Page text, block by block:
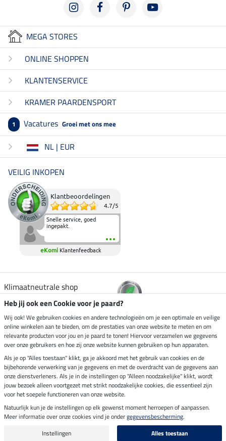
MEGA STORES
ONLINE SHOPPEN
KLANTENSERVICE
KRAMER PAARDENSPORT
1 Vacatures Groei met ons mee
NL | EUR
VEILIG INKOPEN
Klantbeoordelingen
4.7/5
Snelle service, goed
ingepakt.
eKomi Klantenfeedback
Klimaatneutrale shop
Verzending per
Veilig betalen met
Impressum
Laatste update op 10.08.2026 om 14:33 uur
Alle prijzen in euro's, incl. BTW, excl. verzendkosten.
Heb jij ook een Cookie voor je paard?
Wij ook! We gebruiken cookies en andere technologieën om je een optimale en veilige
online winkelen aan te bieden, om de prestaties van onze website te meten en om
relevante producten voor jou en je paard te tonen! Hiervoor verzamelen we gegevens
over onze gebruikers en hoe zij onze website kunnen gebruiken op hun apparaten.
Als je op "Alles toestaan" klikt, ga je akkoord met het gebruik van cookies en de
bijbehorende verwerking van je gegevens en met de overdracht van de gegevens aan
onze dienstverleners. Als je in de instellingen op "Alleen noodzakelijke" klikt, wordt
jouw bezoek alleen voortgezet met strikt noodzakelijke cookies, die essentieel zijn
voor het soepele functioneren van onze website.
Natuurlijk kun je de instellingen op elk gewenst moment herroepen of aanpassen.
Meer informatie over onze cookies vind je ondergegevensbescherming.
Instellingen
Alles toestaan